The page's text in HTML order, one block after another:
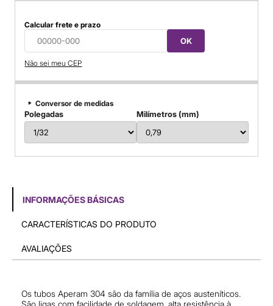
Calcular frete e prazo
OK
Não sei meu CEP
Conversor de medidas
Polegadas Milímetros (mm)
INFORMAÇÕES BÁSICAS
CARACTERÍSTICAS DO PRODUTO
AVALIAÇÕES
Os tubos Aperam 304 são da família de aços austeníticos.
São ligas com facilidade de soldagem, alta resistência à